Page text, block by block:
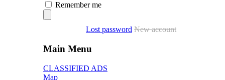
Remember me
Lost password New account
Main Menu
CLASSIFIED ADS
Map